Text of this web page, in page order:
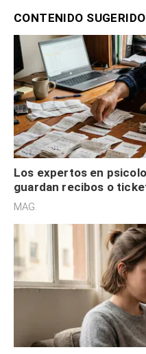
CONTENIDO SUGERIDO
Los expertos en
guardan recibos o
son acumuladores,
MAG.